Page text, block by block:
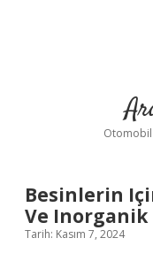
Otomobil
Besinlerin
Ve Inorganik
Tarih: Kasım 7, 2024